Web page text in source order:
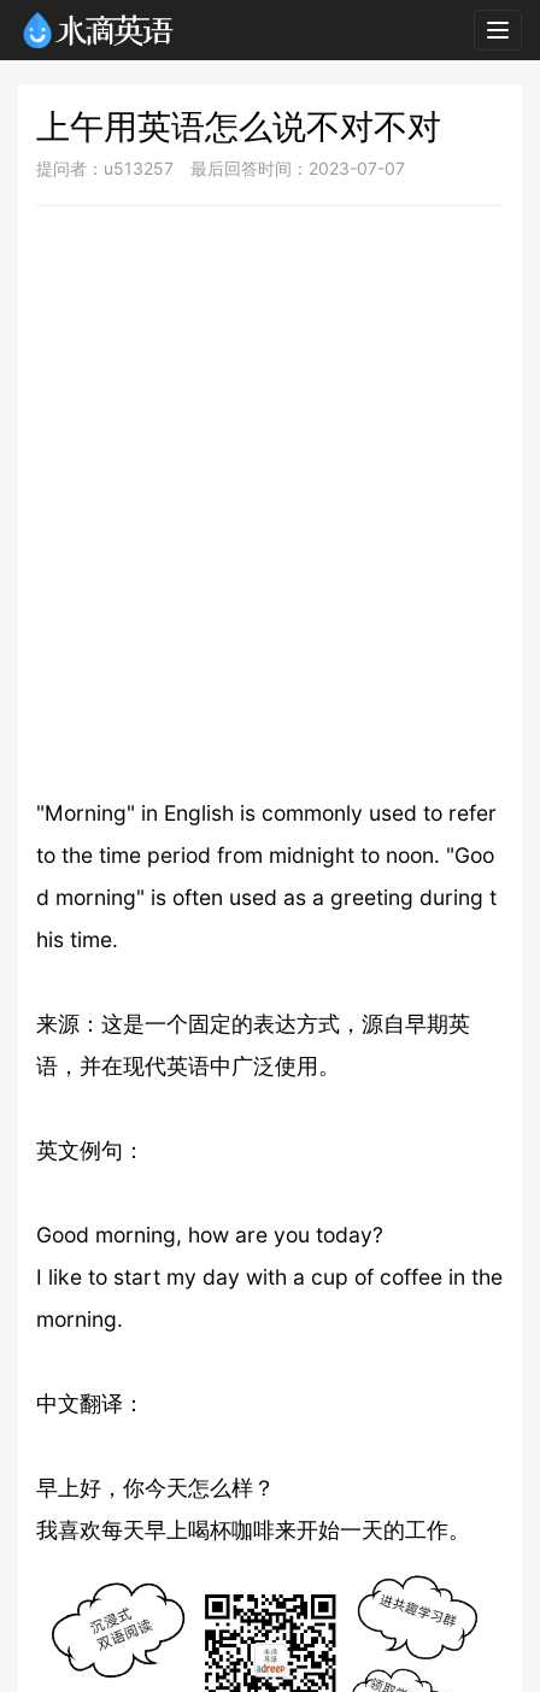
上午用英语怎么说不对不对
提问者：u513257 最后回答时间：2023-07-07
"Morning" in English is commonly used to refer
to the time period from midnight to noon. "Goo
d morning" is often used as a greeting during t
his time.
来源：这是一个固定的表达方式，源自早期英
语，并在现代英语中广泛使用。
英文例句：
Good morning, how are you today?
I like to start my day with a cup of coffee in the
morning.
中文翻译：
早上好，你今天怎么样？
我喜欢每天早上喝杯咖啡来开始一天的工作。